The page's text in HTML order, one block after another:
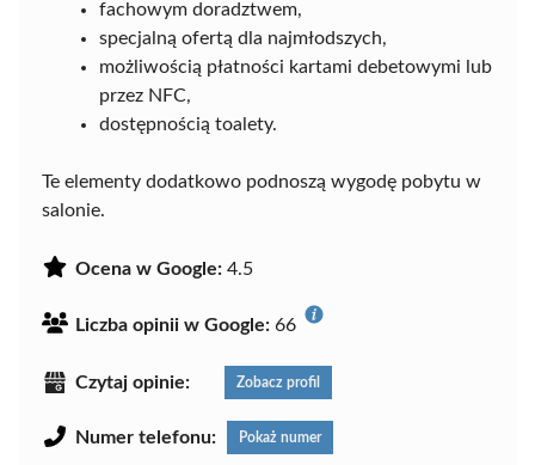
fachowym doradztwem,
specjalną ofertą dla najmłodszych,
możliwością płatności kartami debetowymi lub
przez NFC,
dostępnością toalety.
Te elementy dodatkowo podnoszą wygodę pobytu w
salonie.
Ocena w Google: 4.5
Liczba opinii w Google: 66
Czytaj opinie: Zobacz profil
Numer telefonu: Pokaż numer